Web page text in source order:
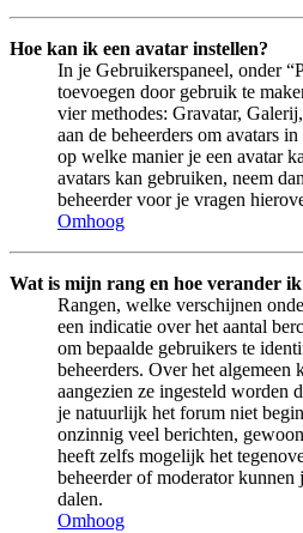
Hoe kan ik een avatar instellen?
In je Gebruikerspaneel, onder
toevoegen door gebruik te
vier methodes: Gravatar,
aan de beheerders om avatars
op welke manier je een avatar
avatars kan gebruiken, neem
beheerder voor je vragen
Omhoog
Wat is mijn rang en hoe verander
Rangen, welke verschijnen
een indicatie over het aantal
om bepaalde gebruikers te
beheerders. Over het
aangezien ze ingesteld worden
je natuurlijk het forum niet
onzinnig veel berichten,
heeft zelfs mogelijk het
beheerder of moderator kunnen
dalen.
Omhoog